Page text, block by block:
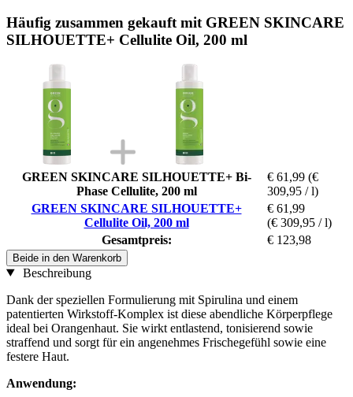
Häufig zusammen gekauft mit GREEN SKINCARE
SILHOUETTE+ Cellulite Oil, 200 ml
GREEN SKINCARE SILHOUETTE+ Bi-
Phase Cellulite, 200 ml
€ 61,99 (€
309,95 / l)
GREEN SKINCARE SILHOUETTE+
Cellulite Oil, 200 ml
€ 61,99
(€ 309,95 / l)
Gesamtpreis:
€ 123,98
Beide in den Warenkorb
Beschreibung
Dank der speziellen Formulierung mit Spirulina und einem
patentierten Wirkstoff-Komplex ist diese abendliche Körperpflege
ideal bei Orangenhaut. Sie wirkt entlastend, tonisierend sowie
straffend und sorgt für ein angenehmes Frischegefühl sowie eine
festere Haut.
Anwendung: